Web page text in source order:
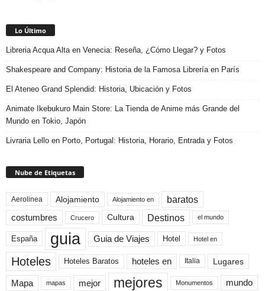
Lo Último
Libreria Acqua Alta en Venecia: Reseña, ¿Cómo Llegar? y Fotos
Shakespeare and Company: Historia de la Famosa Librería en París
El Ateneo Grand Splendid: Historia, Ubicación y Fotos
Animate Ikebukuro Main Store: La Tienda de Anime más Grande del
Mundo en Tokio, Japón
Livraria Lello en Porto, Portugal: Historia, Horario, Entrada y Fotos
Nube de Etiquetas
Aerolinea Alojamiento Alojamiento en baratos
costumbres Crucero Cultura Destinos el mundo
España guia Guia de Viajes Hotel Hotel en
Hoteles Hoteles Baratos hoteles en Italia Lugares
Mapa mapas mejor mejores Monumentos mundo